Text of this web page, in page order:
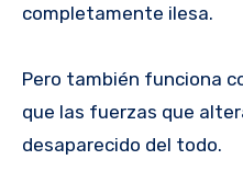
completamente ilesa.
Pero también funciona
que las fuerzas que
desaparecido del todo.